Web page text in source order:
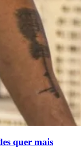
quer mais